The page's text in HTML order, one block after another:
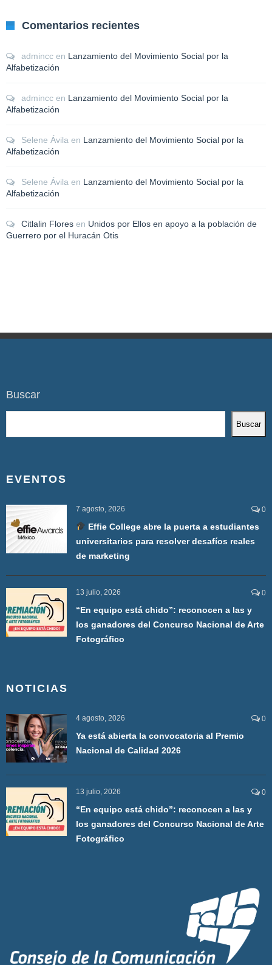
Comentarios recientes
admincc en Lanzamiento del Movimiento Social por la
Alfabetización
admincc en Lanzamiento del Movimiento Social por la
Alfabetización
Selene Ávila en Lanzamiento del Movimiento Social por la
Alfabetización
Selene Ávila en Lanzamiento del Movimiento Social por la
Alfabetización
Citlalin Flores en Unidos por Ellos en apoyo a la población de
Guerrero por el Huracán Otis
Buscar
Buscar
EVENTOS
7 agosto, 2026 0
Effie College abre la puerta a estudiantes
universitarios para resolver desafíos reales
de marketing
13 julio, 2026 0
“En equipo está chido”: reconocen a las y
los ganadores del Concurso Nacional de Arte
Fotográfico
NOTICIAS
4 agosto, 2026 0
Ya está abierta la convocatoria al Premio
Nacional de Calidad 2026
13 julio, 2026 0
“En equipo está chido”: reconocen a las y
los ganadores del Concurso Nacional de Arte
Fotográfico